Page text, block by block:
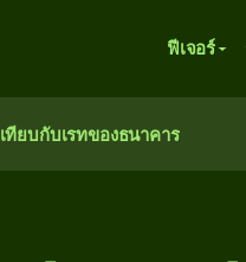
ฟีเจอร์
เทียบกับเรทของธนาคาร